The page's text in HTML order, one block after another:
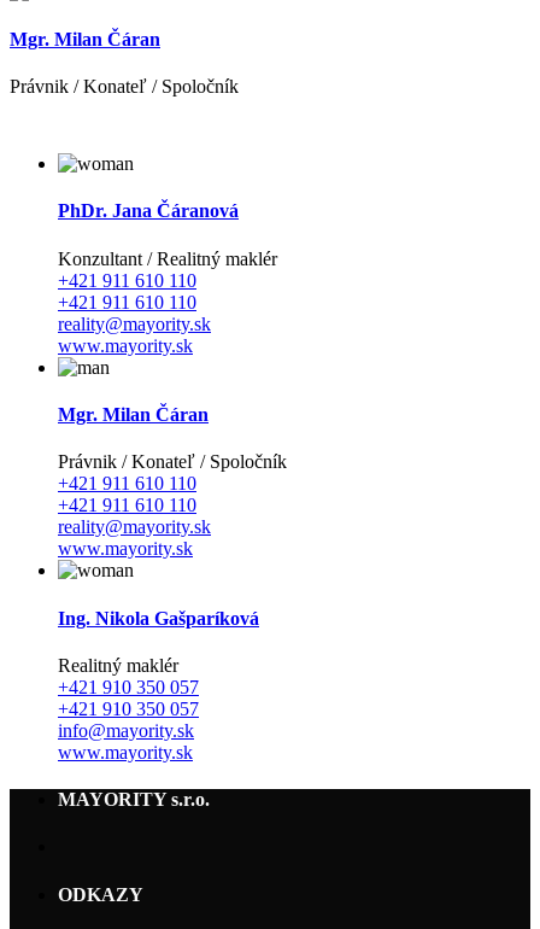
Mgr. Milan Čáran
Právnik / Konateľ / Spoločník
PhDr. Jana Čáranová
Konzultant / Realitný maklér
+421 911 610 110
+421 911 610 110
reality@mayority.sk
www.mayority.sk
Mgr. Milan Čáran
Právnik / Konateľ / Spoločník
+421 911 610 110
+421 911 610 110
reality@mayority.sk
www.mayority.sk
Ing. Nikola Gašparíková
Realitný maklér
+421 910 350 057
+421 910 350 057
info@mayority.sk
www.mayority.sk
MAYORITY s.r.o.
ODKAZY